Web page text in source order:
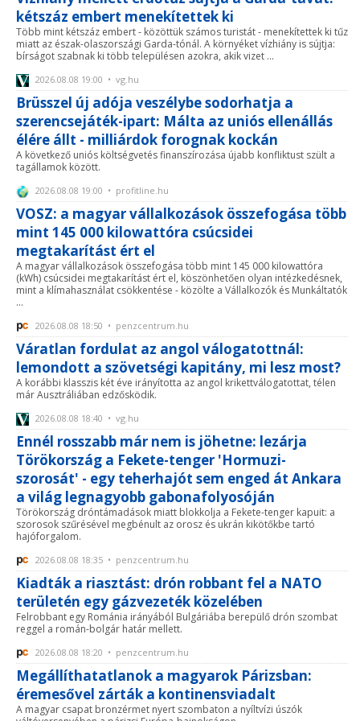
kétszáz embert menekítettek ki
Több mint kétszáz embert - közöttük számos turistát - menekítettek ki tűz
miatt az észak-olaszországi Garda-tónál. A környéket vízhiány is sújtja:
bírságot szabnak ki több településen azokra, akik vizet ...
2026.08.08 19:00 • vg.hu
Brüsszel új adója veszélybe sodorhatja a
szerencsejáték-ipart: Málta az uniós ellenállás
élére állt - milliárdok forognak kockán
A következő uniós költségvetés finanszírozása újabb konfliktust szült a
tagállamok között.
2026.08.08 19:00 • profitline.hu
VOSZ: a magyar vállalkozások összefogása több
mint 145 000 kilowattóra csúcsidei
megtakarítást ért el
A magyar vállalkozások összefogása több mint 145 000 kilowattóra
(kWh) csúcsidei megtakarítást ért el, köszönhetően olyan intézkedésnek,
mint a klímahasználat csökkentése - közölte a Vállalkozók és Munkáltatók
...
2026.08.08 18:50 • penzcentrum.hu
Váratlan fordulat az angol válogatottnál:
lemondott a szövetségi kapitány, mi lesz most?
A korábbi klasszis két éve irányította az angol krikettválogatottat, télen
már Ausztráliában edzősködik.
2026.08.08 18:40 • vg.hu
Ennél rosszabb már nem is jöhetne: lezárja
Törökország a Fekete-tenger 'Hormuzi-
szorosát' - egy teherhajót sem enged át Ankara
a világ legnagyobb gabonafolyosóján
Törökország dróntámadások miatt blokkolja a Fekete-tenger kapuit: a
szorosok szűrésével megbénult az orosz és ukrán kikötőkbe tartó
hajóforgalom.
2026.08.08 18:35 • penzcentrum.hu
Kiadták a riasztást: drón robbant fel a NATO
területén egy gázvezeték közelében
Felrobbant egy Románia irányából Bulgáriába berepülő drón szombat
reggel a román-bolgár határ mellett.
2026.08.08 18:20 • penzcentrum.hu
Megállíthatatlanok a magyarok Párizsban:
éremesővel zárták a kontinensviadalt
A magyar csapat bronzérmet nyert szombaton a nyíltvízi úszók